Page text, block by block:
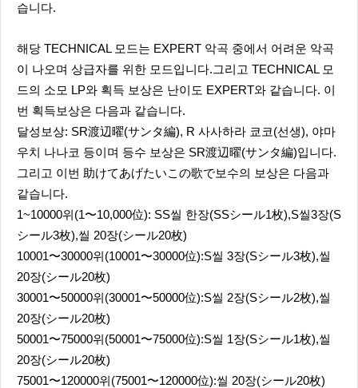
습니다.
해당 TECHNICAL 모드는 EXPERT 악곡 중에서 어려운 악곡
이 나오며 상급자를 위한 모드입니다.그리고 TECHNICAL 모
드의 소모 LP와 획득 보상은 난이도 EXPERT와 같습니다. 이
번 획득보상은 다음과 같습니다.
달성보상: SR渡辺曜(サンタ編), R 사사하라 쿄코(선생), 야마
우치 나나코 등이며 등수 보상은 SR渡辺曜(サンタ編)입니다.
그리고 이번 助けてあげたいこの歌で보수의 보상은 다음과
같습니다.
1~10000위(1〜10,000位): SS씰 한장(SSシール1枚),S씰3장(S
シール3枚),씰 20장(シール20枚)
10001〜30000위(10001〜30000位):S씰 3장(Sシール3枚),씰
20장(シール20枚)
30001〜50000위(30001〜50000位):S씰 2장(Sシール2枚),씰
20장(シール20枚)
50001〜75000위(50001〜75000位):S씰 1장(Sシール1枚),씰
20장(シール20枚)
75001〜120000위(75001〜120000位):씰 20장(シール20枚)